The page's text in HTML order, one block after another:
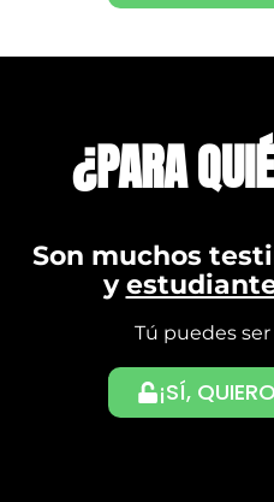
¿PARA
Son muchos
y
Tú puedes
¡SÍ,